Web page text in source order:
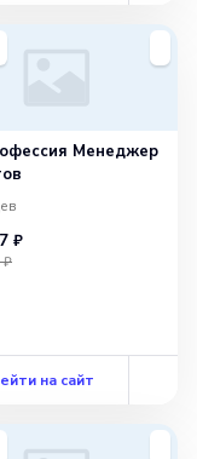
Менеджер
₽
₽
на сайт